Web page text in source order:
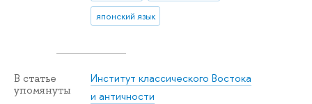
японский язык
В статье
упомянуты
Институт классического Востока
и античности